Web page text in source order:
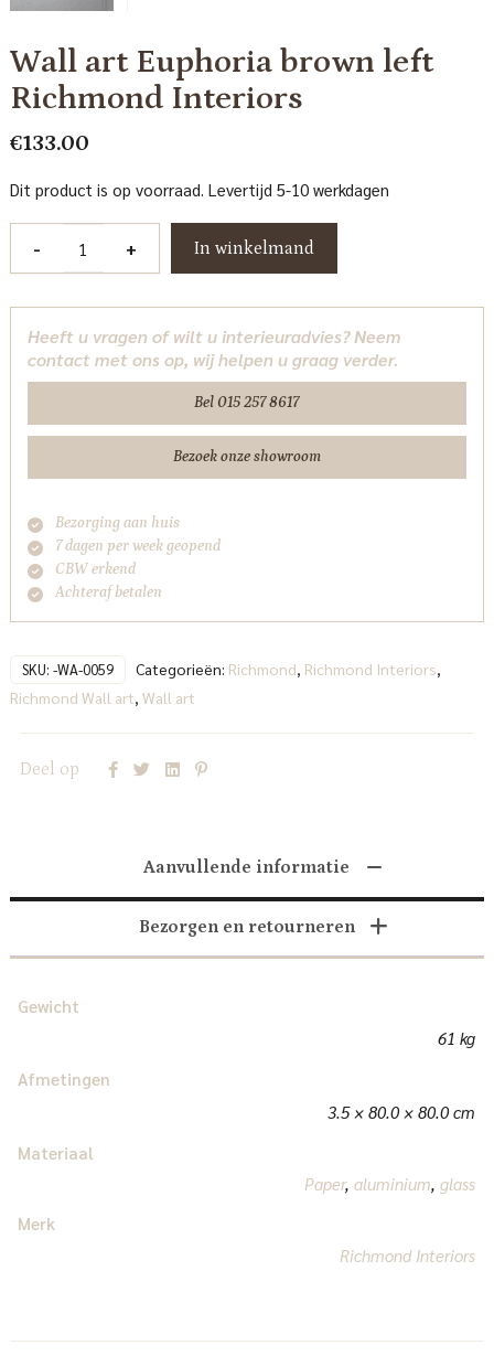
Wall art Euphoria brown left
Richmond Interiors
€133.00
Dit product is op voorraad. Levertijd 5-10 werkdagen
-
brown
left
Richmond
aantal
+ In winkelmand
Heeft u vragen of wilt u interieuradvies? Neem
contact met ons op, wij helpen u graag verder.
Bel 015 257 8617
Bezoek onze showroom
Bezorging aan huis
7 dagen per week geopend
CBW erkend
Achteraf betalen
SKU: -WA-0059 Categorieën: Richmond, Richmond Interiors,
Richmond Wall art, Wall art
Deel op
Aanvullende informatie
Bezorgen en retourneren
Gewicht
61 kg
Afmetingen
3.5 × 80.0 × 80.0 cm
Materiaal
Paper,aluminium,glass
Merk
Richmond Interiors